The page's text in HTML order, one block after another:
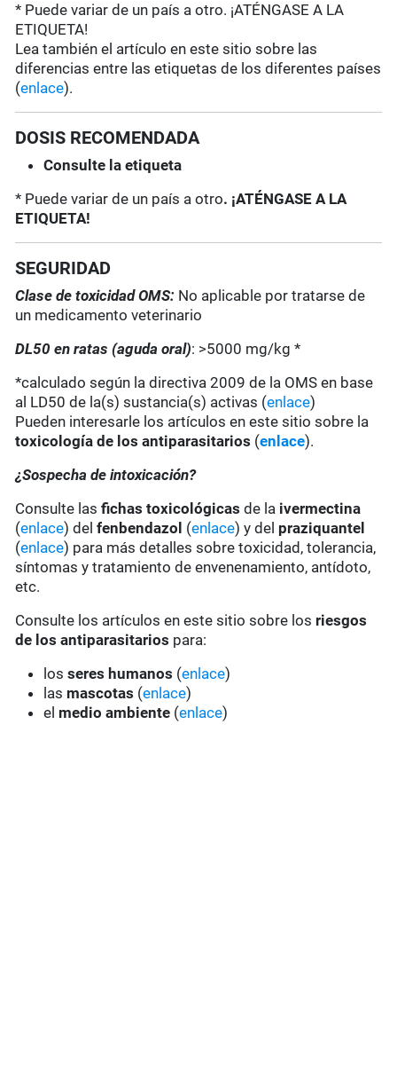
* Puede variar de un país a otro. ¡ATÉNGASE A LA
ETIQUETA!
Lea también el artículo en este sitio sobre las
diferencias entre las etiquetas de los diferentes países
(enlace).
DOSIS RECOMENDADA
Consulte la etiqueta
* Puede variar de un país a otro. ¡ATÉNGASE A LA
ETIQUETA!
SEGURIDAD
Clase de toxicidad OMS: No aplicable por tratarse de
un medicamento veterinario
DL50 en ratas (aguda oral): >5000 mg/kg *
*calculado según la directiva 2009 de la OMS en base
al LD50 de la(s) sustancia(s) activas (enlace)
Pueden interesarle los artículos en este sitio sobre la
toxicología de los antiparasitarios (enlace).
¿Sospecha de intoxicación?
Consulte lasfichas toxicológicas de la ivermectina
(enlace) delfenbendazol (enlace) y del praziquantel
(enlace) para más detalles sobre toxicidad, tolerancia,
síntomas y tratamiento de envenenamiento, antídoto,
etc.
Consulte los artículos en este sitio sobre los riesgos
de los antiparasitarios para:
losseres humanos (enlace)
las mascotas (enlace)
el medio ambiente (enlace)